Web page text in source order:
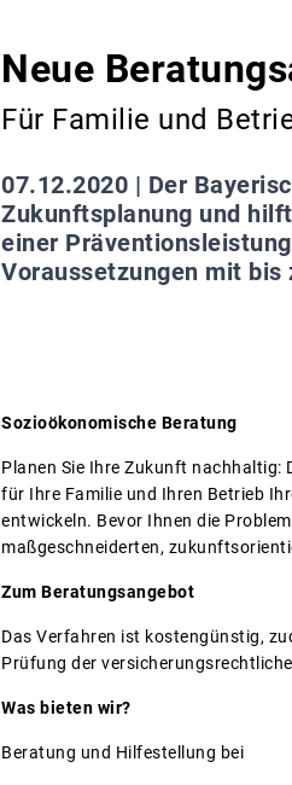
Neue
Für Familie und
07.12.2020 | Der
Zukunftsplanung und
einer
Voraussetzungen mit bis
Sozioökonomische Beratung
Planen Sie Ihre Zukunft nachhaltig:
für Ihre Familie und Ihren Betrieb
entwickeln. Bevor Ihnen die
maßgeschneiderten,
Zum Beratungsangebot
Das Verfahren ist kostengünstig,
Prüfung der
Was bieten wir?
Beratung und Hilfestellung bei